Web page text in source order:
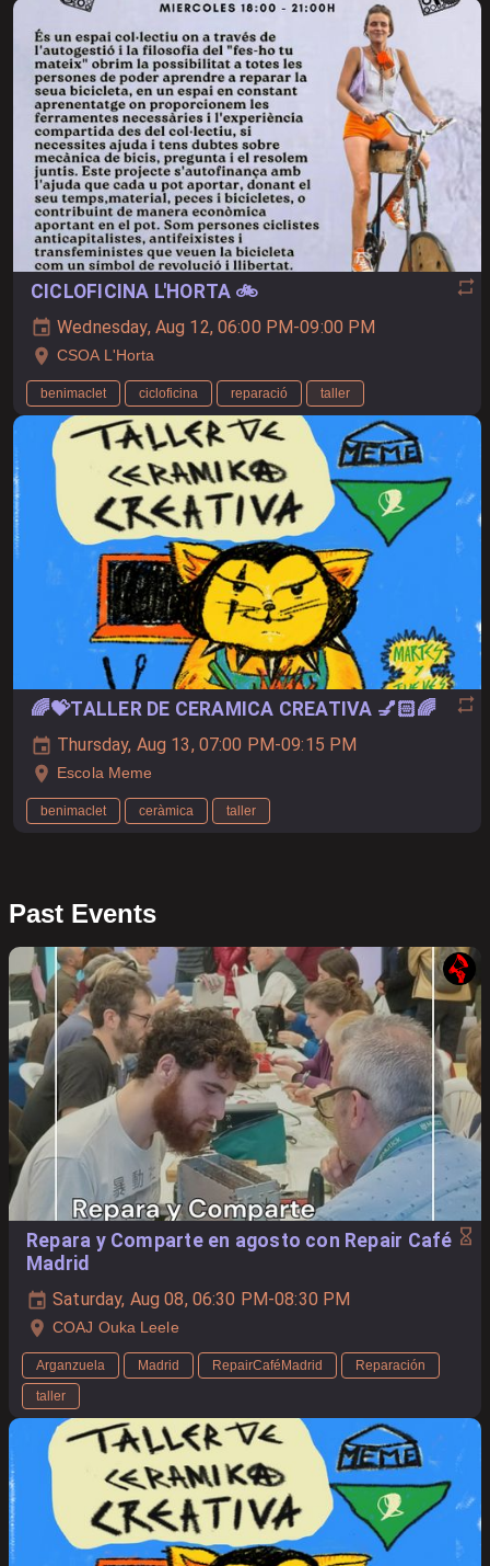
CICLOFICINA L'HORTA 🚲
Wednesday, Aug 12, 06:00 PM-09:00 PM
CSOA L'Horta
benimaclet cicloficina reparació taller
🌈💝TALLER DE CERAMICA CREATIVA 💅🏻🌈
Thursday, Aug 13, 07:00 PM-09:15 PM
Escola Meme
benimaclet ceràmica taller
Past Events
Repara y Comparte en agosto con Repair Café
Madrid
Saturday, Aug 08, 06:30 PM-08:30 PM
COAJ Ouka Leele
Arganzuela Madrid RepairCaféMadrid
Reparación
taller